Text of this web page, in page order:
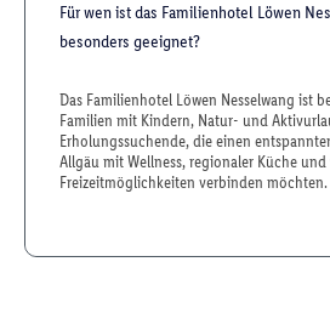
Für wen ist das Familienhotel Löwen
besonders geeignet?
Das Familienhotel Löwen Nesselwang ist
Familien mit Kindern, Natur- und
Erholungssuchende, die einen
Allgäu mit Wellness, regionaler Küche
Freizeitmöglichkeiten verbinden möchten.